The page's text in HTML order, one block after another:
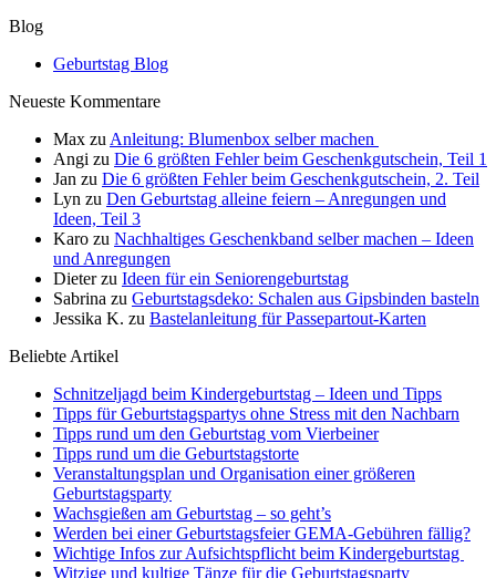
Blog
Geburtstag Blog
Neueste Kommentare
Max zu Anleitung: Blumenbox selber machen
Angi zu Die 6 größten Fehler beim Geschenkgutschein, Teil 1
Jan zu Die 6 größten Fehler beim Geschenkgutschein, 2. Teil
Lyn zu Den Geburtstag alleine feiern – Anregungen und
Ideen, Teil 3
Karo zu Nachhaltiges Geschenkband selber machen – Ideen
und Anregungen
Dieterzu Ideen für ein Seniorengeburtstag
Sabrina zu Geburtstagsdeko: Schalen aus Gipsbinden basteln
Jessika K. zu Bastelanleitung für Passepartout-Karten
Beliebte Artikel
Schnitzeljagd beim Kindergeburtstag – Ideen und Tipps
Tipps für Geburtstagspartys ohne Stress mit den Nachbarn
Tipps rund um den Geburtstag vom Vierbeiner
Tipps rund um die Geburtstagstorte
Veranstaltungsplan und Organisation einer größeren
Geburtstagsparty
Wachsgießen am Geburtstag – so geht’s
Werden bei einer Geburtstagsfeier GEMA-Gebühren fällig?
Wichtige Infos zur Aufsichtspflicht beim Kindergeburtstag
Witzige und kultige Tänze für die Geburtstagsparty